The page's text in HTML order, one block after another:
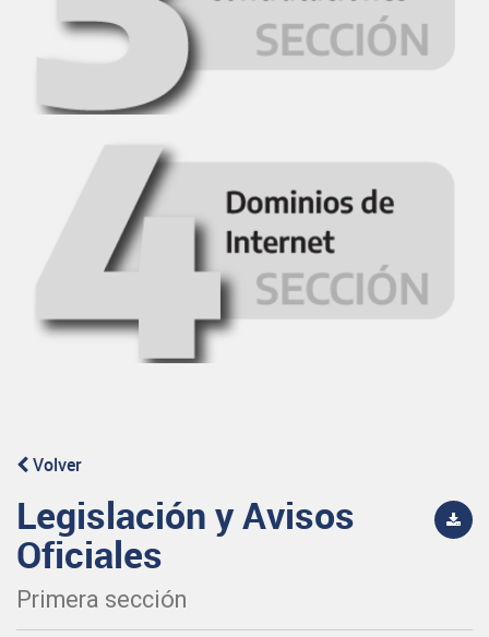
Volver
Legislación y Avisos
Oficiales
Primera sección